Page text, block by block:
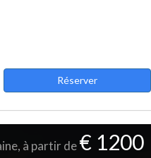
Réserver
à partir de€ 1200